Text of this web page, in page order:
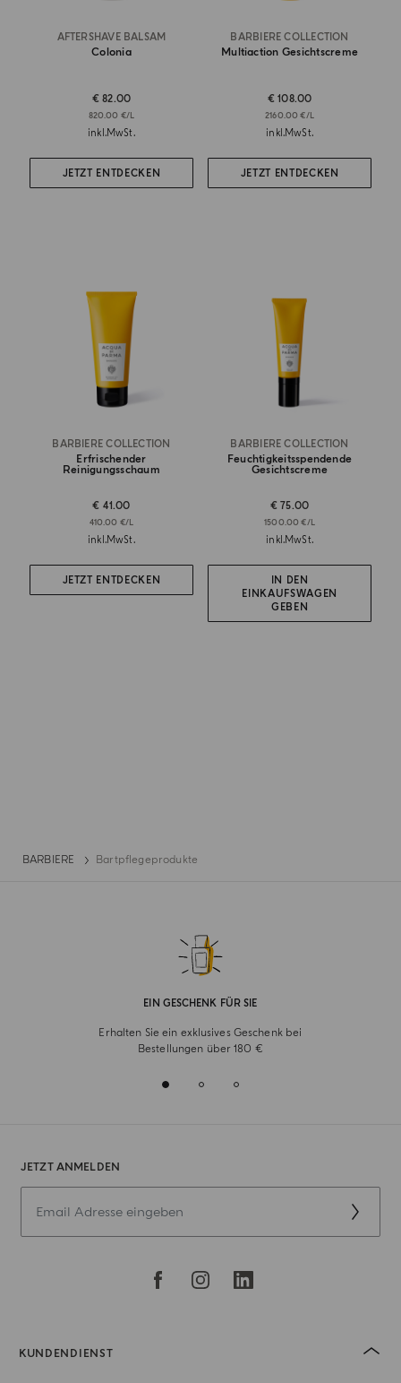
AFTERSHAVE BALSAM
Colonia
€ 82.00
820.00 €/L
inkl.MwSt.
JETZT ENTDECKEN
BARBIERE COLLECTION
Multiaction Gesichtscreme
€ 108.00
2160.00 €/L
inkl.MwSt.
JETZT ENTDECKEN
BARBIERE COLLECTION
Erfrischender
Reinigungsschaum
€ 41.00
410.00 €/L
inkl.MwSt.
JETZT ENTDECKEN
BARBIERE COLLECTION
Feuchtigkeitsspendende
Gesichtscreme
€ 75.00
1500.00 €/L
inkl.MwSt.
IN DEN
EINKAUFSWAGEN
GEBEN
BARBIERE Bartpflegeprodukte
EIN GESCHENK FÜR SIE
Erhalten Sie ein exklusives Geschenk bei
Bestellungen über 180 €
JETZT ANMELDEN
KUNDENDIENST